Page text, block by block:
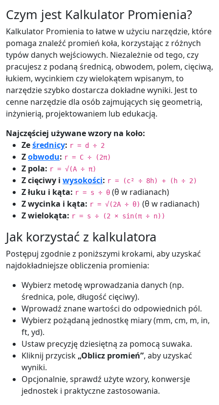
Czym jest Kalkulator Promienia?
Kalkulator Promienia to łatwe w użyciu narzędzie, które
pomaga znaleźć promień koła, korzystając z różnych
typów danych wejściowych. Niezależnie od tego, czy
pracujesz z podaną średnicą, obwodem, polem, cięciwą,
łukiem, wycinkiem czy wielokątem wpisanym, to
narzędzie szybko dostarcza dokładne wyniki. Jest to
cenne narzędzie dla osób zajmujących się geometrią,
inżynierią, projektowaniem lub edukacją.
Najczęściej używane wzory na koło:
Ześrednicy: r = d ÷ 2
Zobwodu: r = C ÷ (2π)
Z pola: r = √(A ÷ π)
Z cięciwy i wysokości: r = (c² ÷ 8h) + (h ÷ 2)
Z łuku i kąta: r = s ÷ θ (θ w radianach)
Z wycinka i kąta: r = √(2A ÷ θ) (θ w radianach)
Z wielokąta: r = s ÷ (2 × sin(π ÷ n))
Jak korzystać z kalkulatora
Postępuj zgodnie z poniższymi krokami, aby uzyskać
najdokładniejsze obliczenia promienia:
Wybierz metodę wprowadzania danych (np.
średnica, pole, długość cięciwy).
Wprowadź znane wartości do odpowiednich pól.
Wybierz pożądaną jednostkę miary (mm, cm, m, in,
ft, yd).
Ustaw precyzję dziesiętną za pomocą suwaka.
Kliknij przycisk „Oblicz promień”, aby uzyskać
wyniki.
Opcjonalnie, sprawdź użyte wzory, konwersje
jednostek i praktyczne zastosowania.